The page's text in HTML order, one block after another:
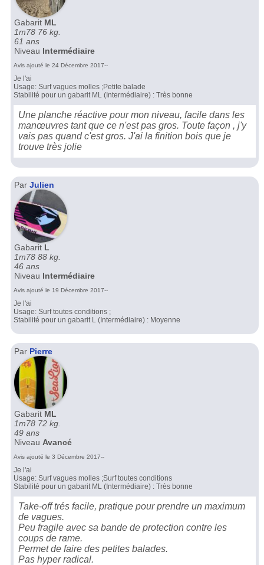
Gabarit ML
1m78 76 kg.
61 ans
Niveau Intermédiaire
Avis ajouté le 24 Décembre 2017--
Je l'ai
Usage: Surf vagues molles ;Petite balade
Stabilité pour un gabarit ML (Intermédiaire) : Très bonne
Une planche réactive pour mon niveau, facile dans les
manœuvres tant que ce n'est pas gros. Toute façon , j'y
vais pas quand c'est gros. J'ai la finition bois que je
trouve très jolie
Par Julien
Gabarit L
1m78 88 kg.
46 ans
Niveau Intermédiaire
Avis ajouté le 19 Décembre 2017--
Je l'ai
Usage: Surf toutes conditions ;
Stabilité pour un gabarit L (Intermédiaire) : Moyenne
Par Pierre
Gabarit ML
1m78 72 kg.
49 ans
Niveau Avancé
Avis ajouté le 3 Décembre 2017--
Je l'ai
Usage: Surf vagues molles ;Surf toutes conditions
Stabilité pour un gabarit ML (Intermédiaire) : Très bonne
Take-off trés facile, pratique pour prendre un maximum
de vagues.
Peu fragile avec sa bande de protection contre les
coups de rame.
Permet de faire des petites balades.
Pas hyper radical.